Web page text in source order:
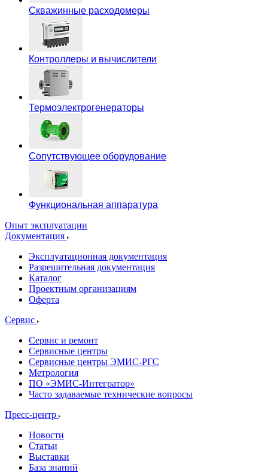
Скважинные расходомеры
Контроллеры и вычислители
Термоэлектрогенераторы
Сопутствующее оборудование
Функциональная аппаратура
Опыт эксплуатации
Документация
Эксплуатационная документация
Разрешительная документация
Каталог
Проектным организациям
Оферта
Сервис
Сервис и ремонт
Сервисные центры
Сервисные центры ЭМИС-РГС
Метрология
ПО «ЭМИС-Интегратор»
Часто задаваемые технические вопросы
Пресс-центр
Новости
Статьи
Выставки
База знаний